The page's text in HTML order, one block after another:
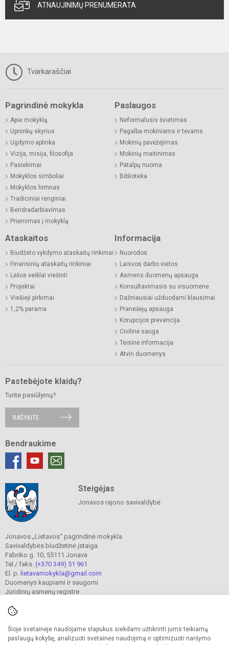
Šioje svetainėje naudojame slapukus siekdami užtikrinti jums teikiamų
paslaugų kokybę, analizuoti svetainės naudojimą ir optimizuoti naršymo
ATNAUJINIMŲ PRENUMERATA
Tvarkaraščiai
Pagrindinė mokykla
Apie mokyklą
Upninkų skyrius
Ugdymo aplinka
Vizija, misija, filosofija
Pasiekimai
Mokyklos simboliai
Mokyklos himnas
Tradiciniai renginiai
Bendradarbiavimas
Priėmimas į mokyklą
Paslaugos
Neformalusis švietimas
Pagalba mokiniams ir tėvams
Mokinių pavėžėjimas
Mokinių maitinimas
Patalpų nuoma
Biblioteka
Ataskaitos
Biudžeto vykdymo ataskaitų rinkiniai
Finansinių ataskaitų rinkiniai
Lėšos veiklai viešinti
Projektai
Viešieji pirkimai
1,2% parama
Informacija
Nuorodos
Laisvos darbo vietos
Asmens duomenų apsauga
Konsultavimasis su visuomene
Dažniausiai užduodami klausimai
Pranešėjų apsauga
Korupcijos prevencija
Civilinė sauga
Teisinė informacija
Atviri duomenys
Pastebėjote klaidų?
Turite pasiūlymų?
RAŠYKITE
Bendraukime
Steigėjas
Jonavos rajono savivaldybė
Jonavos „Lietavos“ pagrindinė mokykla
Savivaldybės biudžetinė įstaiga
Fabriko g. 10, 55111 Jonava
Tel./ faks. (+370 349) 51 961
El. p. lietavamokykla@gmail.com
Duomenys kaupiami ir saugomi
Juridinių asmenų registre
© 2023. Jonavos Lietavos pagrindinė mokykla. Visos teisės saugomos.